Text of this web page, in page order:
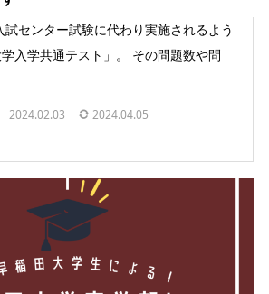
センター試験に代わり実施されるよう
入学共通テスト」。 その問題数や問
2024.02.03 2024.04.05